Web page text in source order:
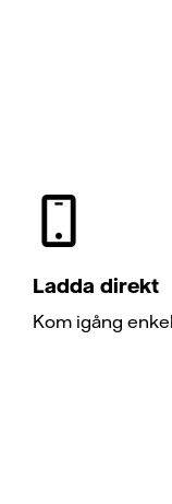
Ladda direkt
Kom igång